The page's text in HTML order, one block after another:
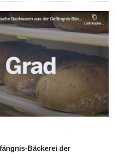
Bäckerei der